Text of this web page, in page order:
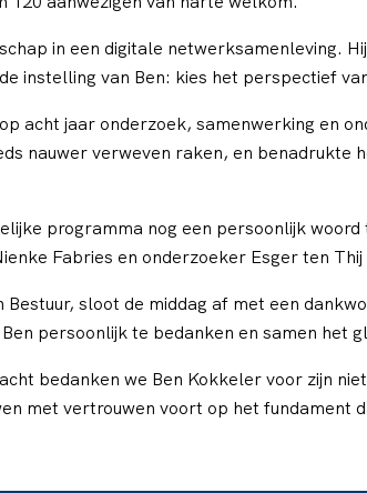
in een digitale netwerksamenleving.
instelling van Ben: kies het perspectief
acht jaar onderzoek, samenwerking en
nauwer verweven raken, en
programma nog een persoonlijk
Fabries en onderzoeker Esger ten
sloot de middag af met een
persoonlijk te bedanken en samen het
bedanken we Ben Kokkeler voor zijn
met vertrouwen voort op het fundament